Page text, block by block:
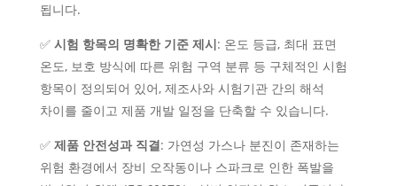
됩니다.
✅ 시험 항목의 명확한 기준 제시: 온도 등급, 최대 표면
온도, 보호 방식에 따른 위험 구역 분류 등 구체적인 시험
항목이 정의되어 있어, 제조사와 시험기관 간의 해석
차이를 줄이고 제품 개발 일정을 단축할 수 있습니다.
✅제품 안전성과 직결: 가연성 가스나 분진이 존재하는
위험 환경에서 장비 오작동이나 스파크로 인한 폭발을